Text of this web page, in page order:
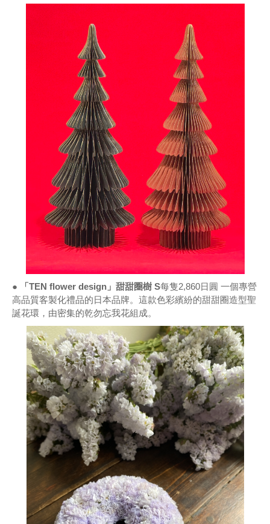
● 「TEN flower design」甜甜圈樹 S每隻2,860日圓 一個專營
高品質客製化禮品的日本品牌。這款色彩繽紛的甜甜圈造型聖
誕花環，由密集的乾勿忘我花組成。